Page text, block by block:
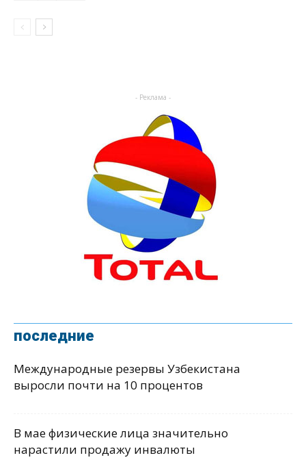
- Реклама -
последние
Международные резервы Узбекистана
выросли почти на 10 процентов
В мае физические лица значительно
нарастили продажу инвалюты